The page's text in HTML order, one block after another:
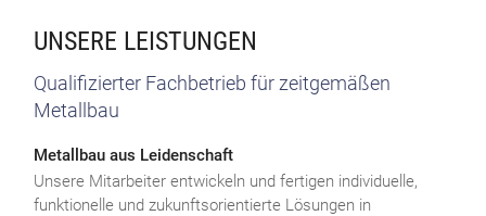
UNSERE LEISTUNGEN
Qualifizierter Fachbetrieb für zeitgemäßen
Metallbau
Metallbau aus Leidenschaft
Unsere Mitarbeiter entwickeln und fertigen individuelle,
funktionelle und zukunftsorientierte Lösungen in